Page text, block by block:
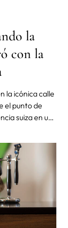
la
con la
la icónica calle
el punto de
suiza en un
descubrir la